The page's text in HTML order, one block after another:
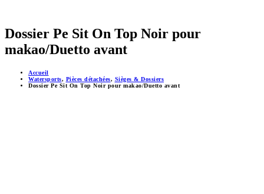
Dossier Pe Sit On Top Noir pour
makao/Duetto avant
Accueil
Watersports, Pièces détachées, Sièges & Dossiers
Dossier Pe Sit On Top Noir pour makao/Duetto avant